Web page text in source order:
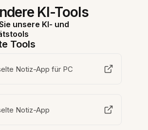
KI-Tools
unsere KI- und
Tools
Notiz-App für PC
Notiz-App